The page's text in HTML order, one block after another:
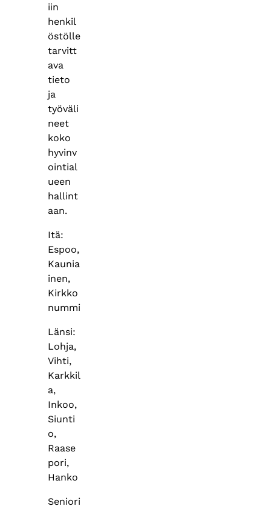
iin
henkil
östölle
tarvitt
ava
tieto
ja
työväli
neet
koko
hyvinv
ointial
ueen
hallint
aan.​
Itä:
Espoo,
Kaunia
inen,
Kirkko
nummi​
Länsi:
Lohja,
Vihti,
Karkkil
a,
Inkoo,
Siunti
o,
Raase
pori,
Hanko
Seniori